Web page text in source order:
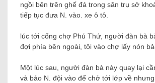
ngồi bên trên ghế đá trong sân trụ sở
tiếp tục đưa N. vào. xe ô tô.
lúc tới cổng chợ Phú Thứ, người đàn bà
đợi phía bên ngoài, tôi vào chợ lấy nón
Một lúc sau, người đàn bà này quay lại
và bảo N. đội vào để chở tới lớp về